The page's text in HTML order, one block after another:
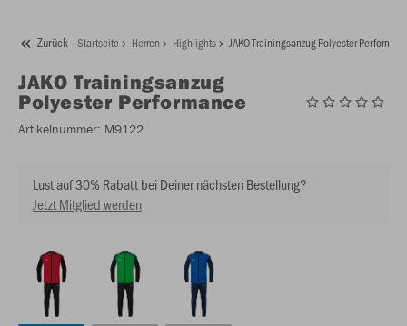
Zurück Startseite Herren Highlights JAKO Trainingsanzug Polyester
JAKO Trainingsanzug
Polyester Performance
Artikelnummer: M9122
Lust auf 30% Rabatt bei Deiner nächsten Bestellung?
Jetzt Mitglied werden